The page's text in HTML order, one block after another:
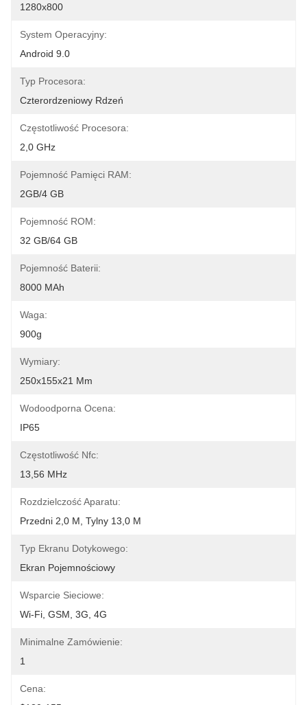
1280x800
System Operacyjny:
Android 9.0
Typ Procesora:
Czterordzeniowy Rdzeń
Częstotliwość Procesora:
2,0 GHz
Pojemność Pamięci RAM:
2GB/4 GB
Pojemność ROM:
32 GB/64 GB
Pojemność Baterii:
8000 MAh
Waga:
900g
Wymiary:
250x155x21 Mm
Wodoodporna Ocena:
IP65
Częstotliwość Nfc:
13,56 MHz
Rozdzielczość Aparatu:
Przedni 2,0 M, Tylny 13,0 M
Typ Ekranu Dotykowego:
Ekran Pojemnościowy
Wsparcie Sieciowe:
Wi-Fi, GSM, 3G, 4G
Minimalne Zamówienie:
1
Cena: